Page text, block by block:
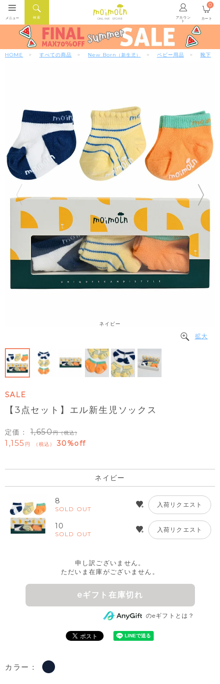
ONLINE STORE アカウン
ト
検索
メニュー カート
0
HOME すべての商品 New Born （新生児） ベビー用品 靴下
ネイビー
拡大
SALE
【3点セット】エル新生児ソックス
定価： 1,650 （税込）
1,155 税込 30%off
ネイビー
8
SOLD OUT
入荷リクエスト
10
SOLD OUT
入荷リクエスト
申し訳ございません。
ただいま在庫がございません。
eギフト在庫切れ
のeギフトとは？
カラー：